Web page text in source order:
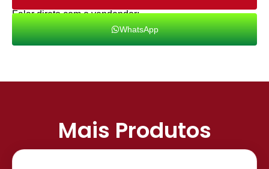
Falar direto com o vendendor:
WhatsApp
Mais Produtos